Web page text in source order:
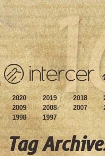
2020 2019 2018
2009
2008 2007
1998
1997
Tag